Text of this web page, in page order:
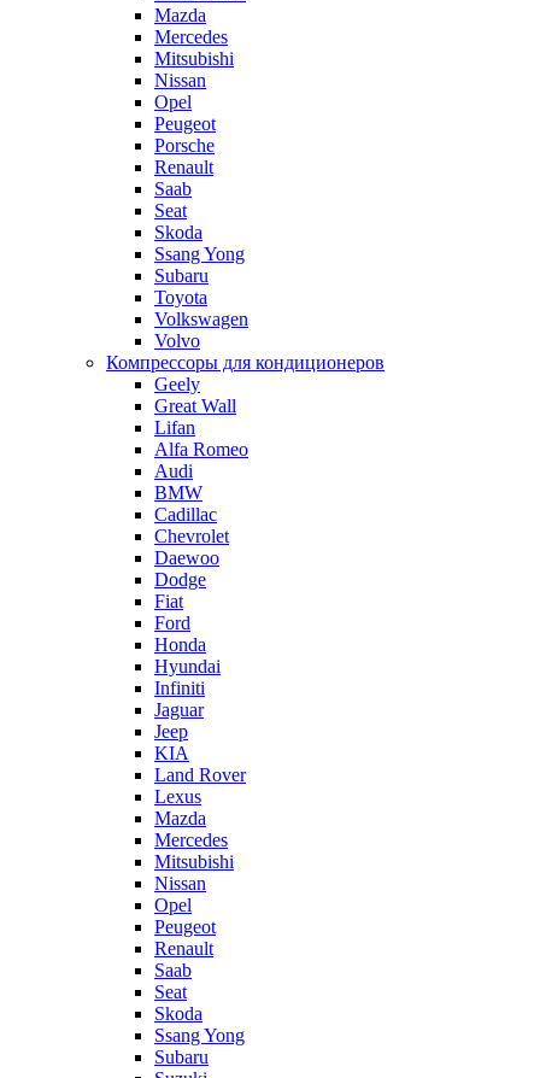
Mazda
Mercedes
Mitsubishi
Nissan
Opel
Peugeot
Porsche
Renault
Saab
Seat
Skoda
Ssang Yong
Subaru
Toyota
Volkswagen
Volvo
Компрессоры для кондиционеров
Geely
Great Wall
Lifan
Alfa Romeo
Audi
BMW
Cadillac
Chevrolet
Daewoo
Dodge
Fiat
Ford
Honda
Hyundai
Infiniti
Jaguar
Jeep
KIA
Land Rover
Lexus
Mazda
Mercedes
Mitsubishi
Nissan
Opel
Peugeot
Renault
Saab
Seat
Skoda
Ssang Yong
Subaru